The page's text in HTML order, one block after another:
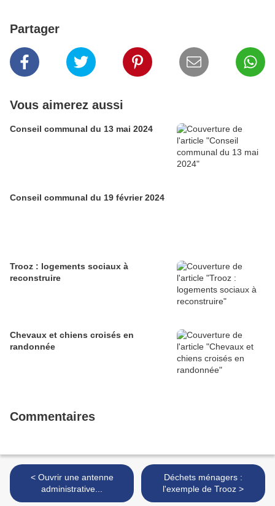
Partager
Vous aimerez aussi
Conseil communal du 13 mai 2024
Conseil communal du 19 février 2024
Trooz : logements sociaux à
reconstruire
Chevaux et chiens croisés en
randonnée
Commentaires
< Ouvrir une antenne
administrative...
Déchets ménagers :
l'exemple de Trooz >